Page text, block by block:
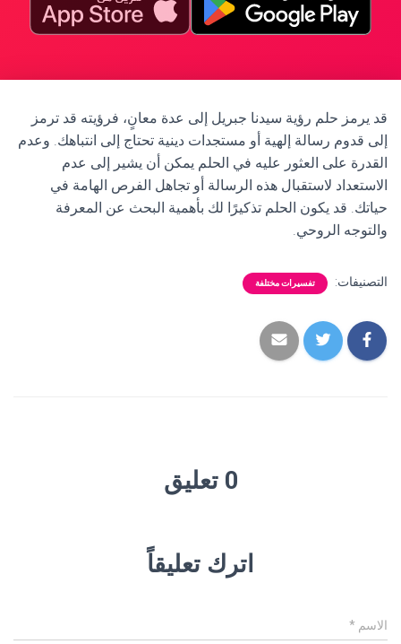
قد يرمز حلم رؤية سيدنا جبريل إلى عدة معانٍ، فرؤيته قد ترمز
إلى قدوم رسالة إلهية أو مستجدات دينية تحتاج إلى انتباهك. وعدم
القدرة على العثور عليه في الحلم يمكن أن يشير إلى عدم
الاستعداد لاستقبال هذه الرسالة أو تجاهل الفرص الهامة في
حياتك. قد يكون الحلم تذكيرًا لك بأهمية البحث عن المعرفة
والتوجه الروحي.
التصنيفات: تفسيرات مختلفة
0 تعليق
اترك تعليقاً
الاسم *